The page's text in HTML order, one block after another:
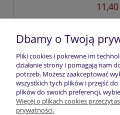
11,40
do
« 1 2
Dbamy o Twoją
Pliki cookies i pokrewne im
działanie strony i pomagają nam
potrzeb. Możesz zaakceptować
wszystkich tych plików i przejść
plików do swoich preferencji,
Więcej o plikach cookies
prywatności.